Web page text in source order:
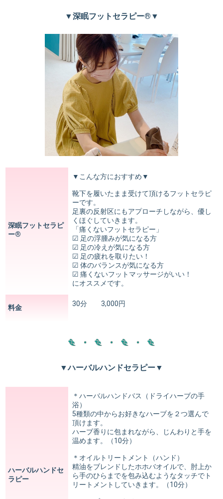
▼深眠フットセラピー®︎▼
深眠フットセラピ
ー®︎
▼こんな方におすすめ▼
靴下を履いたまま受けて頂けるフットセラピ
ーです。
足裏の反射区にもアプローチしながら、優し
くほぐしていきます。
「痛くないフットセラピー」
☑︎ 足の浮腫みが気になる方
☑︎ 足の冷えが気になる方
☑︎ 足の疲れを取りたい！
☑︎ 体のバランスが気になる方
☑︎ 痛くないフットマッサージがいい！
にオススメです。
料金 30分 3,000円
▼ハーバルハンドセラピー▼
ハーバルハンドセ
ラピー
＊ハーバルハンドバス（ドライハーブの手
浴）
5種類の中からお好きなハーブを２つ選んで
頂けます。
ハーブ香りに包まれながら、じんわりと手を
温めます。（10分）
＊オイルトリートメント（ハンド）
精油をブレンドしたホホバオイルで、肘上か
ら手のひらまでを包み込むようなタッチでト
リートメントしていきます。（10分）